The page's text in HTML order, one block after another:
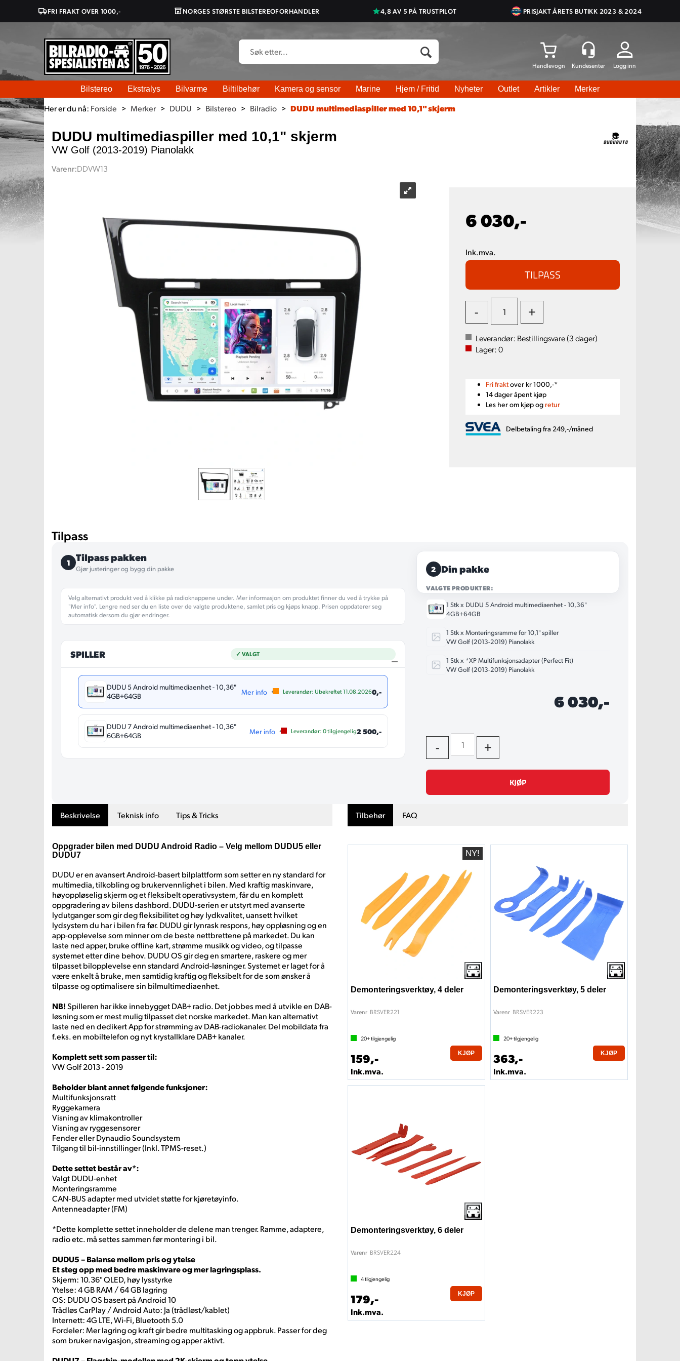
FRI FRAKT OVER 1000,- NORGES STØRSTE BILSTEREOFORHANDLER 4,8 AV 5 PÅ TRUSTPILOT PRISJAKT ÅRETS BUTIKK 2023 & 2024
Logg inn
Bilstereo Ekstralys Bilvarme Biltilbehør Kamera og sensor Marine Hjem / Fritid Nyheter Outlet Artikler Merker
Her er du nå: Forside > Merker > DUDU > Bilstereo > Bilradio > DUDU multimediaspiller med 10,1" skjerm
DUDU multimediaspiller med 10,1" skjerm
VW Golf (2013-2019) Pianolakk
Varenr:DDVW13
6 030,-
Ink.mva.
TILPASS
- +
Leverandør: Bestillingsvare (3dager)
Lager:0
Fri fraktover kr 1000,-*
14 dager åpent kjøp
Les her om kjøp og retur
Delbetaling fra 249,-/måned
Tilpass
1 Tilpass pakken
Gjør justeringer og bygg din pakke
Velg alternativt produkt ved å klikke på radioknappene under. Mer informasjon om produktet finner du ved å trykke på
"Mer info". Lengre ned ser du en liste over de valgte produktene, samlet pris og kjøps knapp. Prisen oppdaterer seg
automatisk dersom du gjør endringer.
SPILLER ✓ VALGT
DUDU 5 Android multimediaenhet - 10,36"
4GB+64GB
Mer info Leverandør:Ubekreftet11.08.20260,-
DUDU 7 Android multimediaenhet - 10,36"
6GB+64GB
Mer info Leverandør:0tilgjengelig2 500,-
2 Din pakke
VALGTE PRODUKTER:
1 Stk x DUDU 5 Android multimediaenhet - 10,36"
4GB+64GB
1 Stk x Monteringsramme for 10,1" spiller
VW Golf (2013-2019) Pianolakk
1 Stk x *XP Multifunksjonsadapter (Perfect Fit)
VW Golf (2013-2019) Pianolakk
6 030,-
- +
KJØP
Beskrivelse Teknisk info Tips & Tricks
Oppgrader bilen med DUDU Android Radio – Velg mellom DUDU5 eller
DUDU7
DUDU er en avansert Android-basert bilplattform som setter en ny standard for
multimedia, tilkobling og brukervennlighet i bilen. Med kraftig maskinvare,
høyoppløselig skjerm og et fleksibelt operativsystem, får du en komplett
oppgradering av bilens dashbord. DUDU-serien er utstyrt med avanserte
lydutganger som gir deg fleksibilitet og høy lydkvalitet, uansett hvilket
lydsystem du har i bilen fra før. DUDU gir lynrask respons, høy oppløsning og en
app-opplevelse som minner om de beste nettbrettene på markedet. Du kan
laste ned apper, bruke offline kart, strømme musikk og video, og tilpasse
systemet etter dine behov. DUDU OS gir deg en smartere, raskere og mer
tilpasset bilopplevelse enn standard Android-løsninger. Systemet er laget for å
være enkelt å bruke, men samtidig kraftig og fleksibelt for de som ønsker å
tilpasse og optimalisere sin bilmultimediaenhet.
NB!Spilleren har ikke innebyggetDAB+ radio. Det jobbes med å utvikle en DAB-
løsning som er mest mulig tilpasset det norske markedet. Man kan alternativt
laste ned en dedikert App for strømming av DAB-radiokanaler. Del mobildata fra
f.eks. en mobiltelefon og nyt krystallklare DAB+ kanaler.
Komplett sett som passer til:
VW Golf 2013 - 2019
Beholder blant annet følgende funksjoner:
Multifunksjonsratt
Ryggekamera
Visning av klimakontroller
Visning av ryggesensorer
Fender eller Dynaudio Soundsystem
Tilgang til bil-innstillinger (Inkl. TPMS-reset.)
Dette settet består av*:
Valgt DUDU-enhet
Monteringsramme
CAN-BUS adapter med utvidet støtte for kjøretøyinfo.
Antenneadapter (FM)
*Dette komplette settet inneholder de delene man trenger. Ramme, adaptere,
radio etc. må settes sammen før montering i bil.
DUDU5 – Balanse mellom pris og ytelse
Et steg opp med bedre maskinvare og mer lagringsplass.
Skjerm: 10.36" QLED, høy lysstyrke
Ytelse: 4 GB RAM / 64 GB lagring
OS: DUDU OS basert på Android 10
Trådløs CarPlay / Android Auto: Ja (trådløst/kablet)
Internett: 4G LTE, Wi-Fi, Bluetooth 5.0
Fordeler: Mer lagring og kraft gir bedre multitasking og appbruk. Passer for deg
som bruker navigasjon, streaming og apper aktivt.
Tilbehør FAQ
Demonteringsverktøy, 4 deler
Varenr BRSVER221
20+tilgjengelig
159,-
Ink.mva.
KJØP
Demonteringsverktøy, 5 deler
Varenr BRSVER223
20+tilgjengelig
363,-
Ink.mva.
KJØP
Demonteringsverktøy, 6 deler
Varenr BRSVER224
4tilgjengelig
179,-
Ink.mva.
KJØP